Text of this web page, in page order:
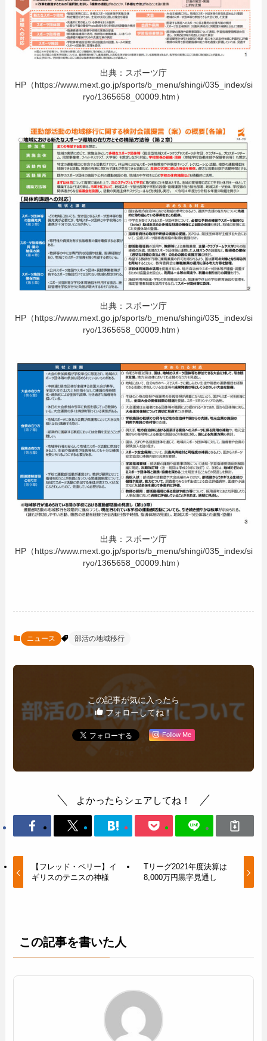
出典：スポーツ庁
HP（https://www.mext.go.jp/sports/b_menu/shingi/035_index/si
ryo/1365658_00009.htm）
出典：スポーツ庁
HP（https://www.mext.go.jp/sports/b_menu/shingi/035_index/si
ryo/1365658_00009.htm）
出典：スポーツ庁
HP（https://www.mext.go.jp/sports/b_menu/shingi/035_index/si
ryo/1365658_00009.htm）
ニュース 部活の地域移行
この記事が気に入ったら
フォローしてね！
Follow Me
よかったらシェアしてね！
【フレッド・ペリー】イ
ギリスのテニスの神様
Tリーグ2021年度決算は
8,000万円黒字見通し
この記事を書いた人